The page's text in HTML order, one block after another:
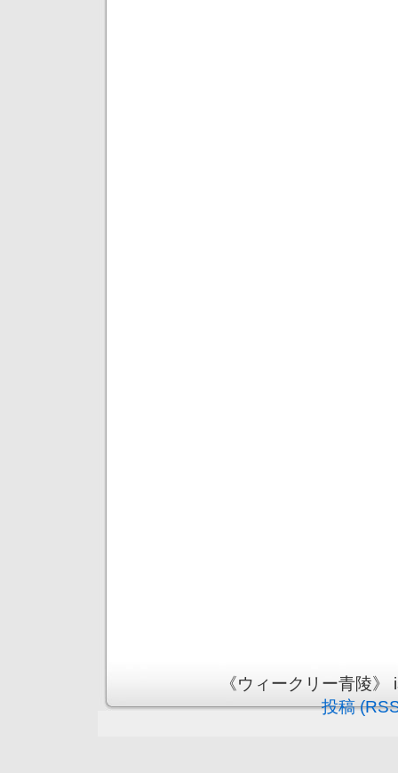
《ウィークリー青陵
投稿